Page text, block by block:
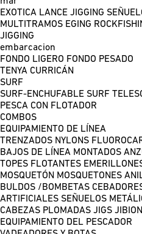
EXOTICA LANCE JIGGING
MULTITRAMOS EGING
JIGGING
embarcacion
FONDO LIGERO FONDO PESADO
TENYA CURRICÁN
SURF
SURF-ENCHUFABLE SURF
PESCA CON FLOTADOR
COMBOS
EQUIPAMIENTO DE LÍNEA
TRENZADOS NYLONS
BAJOS DE LÍNEA MONTADOS
TOPES FLOTANTES
MOSQUETÓN MOSQUETONES
BULDOS /BOMBETAS
ARTIFICIALES SEÑUELOS
CABEZAS PLOMADAS JIGS
EQUIPAMIENTO DEL PESCADOR